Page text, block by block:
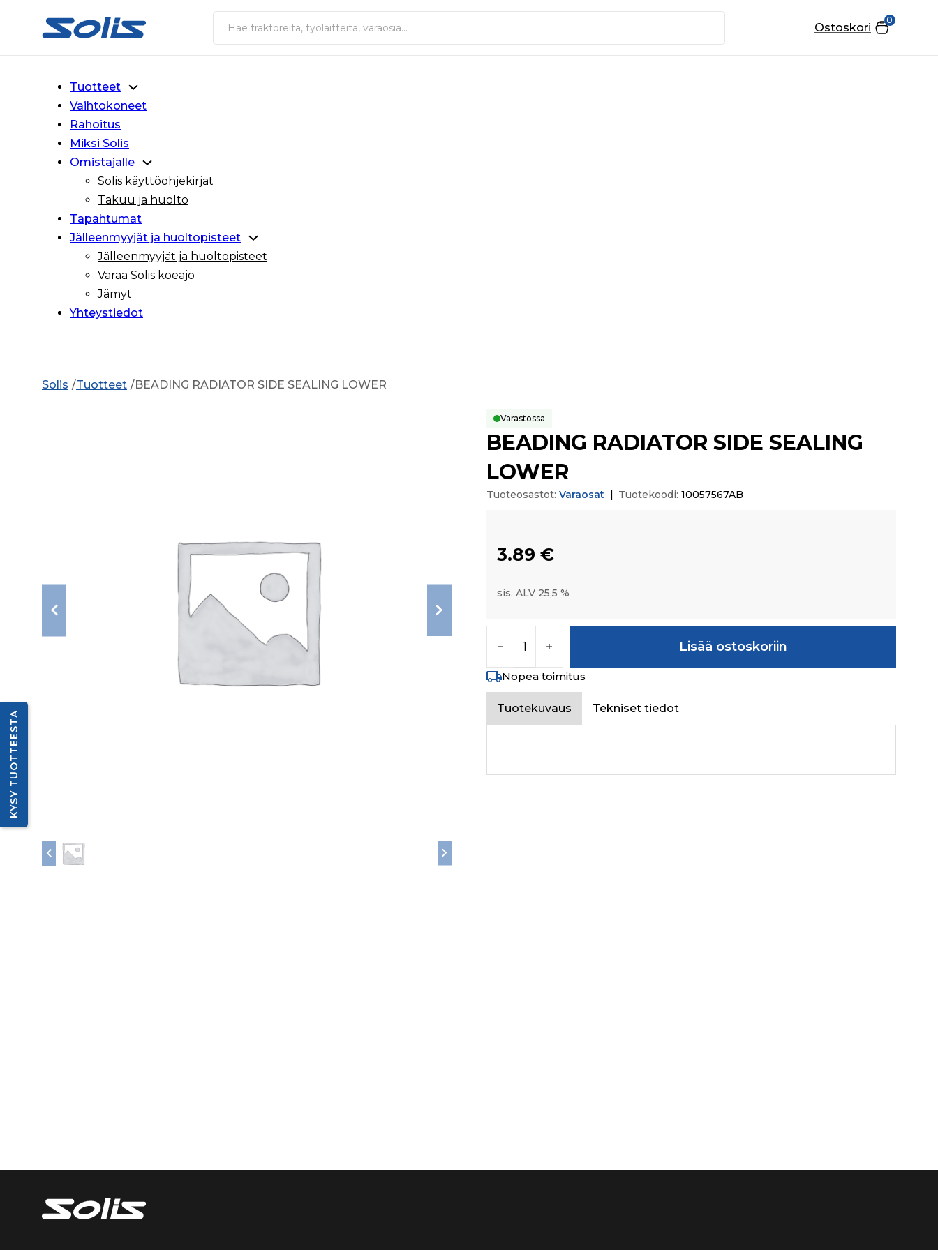
Siirry pääsisältöön
Siirry alatunnisteeseen
Haku
0
Ostoskori
Tuotteet
Vaihtokoneet
Rahoitus
Miksi Solis
Omistajalle
Solis käyttöohjekirjat
Takuu ja huolto
Tapahtumat
Jälleenmyyjät ja huoltopisteet
Jälleenmyyjät ja huoltopisteet
Varaa Solis koeajo
Jämyt
Yhteystiedot
Solis Tuotteet BEADING RADIATOR SIDE SEALING LOWER
Varastossa
BEADING RADIATOR SIDE SEALING
LOWER
Tuoteosastot: Varaosat | Tuotekoodi: 10057567AB
3.89 €
sis. ALV 25,5 %
Lisää ostoskoriin
Nopea toimitus
Tuotekuvaus Tekniset tiedot
KYSY TUOTTEESTA